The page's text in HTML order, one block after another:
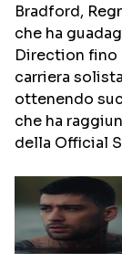
INTERVISTE
GOSSIP E
Bradford,
che ha
Direction fino
carriera
ottenendo
che ha
della Official